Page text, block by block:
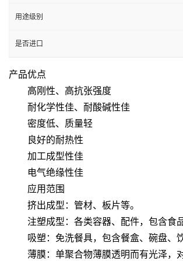
用途级别
是否进口
产品优点
高刚性、高抗张强度
耐化学性佳、耐酸碱性佳
密度低、质量轻
良好的耐热性
加工成型性佳
电气绝缘性佳
应用范围
挤出成型：管材、板片等。
注塑成型：各类容器、配件，包含食品
吸塑：免洗餐具，包含餐盒、碗盘、饮
薄膜：单聚合物薄膜透明而有光泽，对